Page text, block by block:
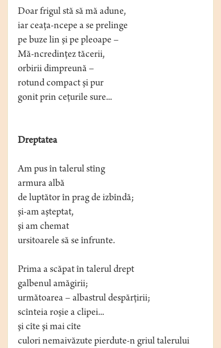
Doar frigul stă să mă adune,
iar ceaţa-ncepe a se prelinge
pe buze lin şi pe pleoape –
Mă-ncredinţez tăcerii,
orbirii dimpreună –
rotund compact şi pur
gonit prin ceţurile sure...
Dreptatea
Am pus în talerul stîng
armura albă
de luptător în prag de izbîndă;
şi-am aşteptat,
şi am chemat
ursitoarele să se înfrunte.
Prima a scăpat în talerul drept
galbenul amăgirii;
următoarea – albastrul despărţirii;
scînteia roşie a clipei...
şi cîte şi mai cîte
culori nemaivăzute pierdute-n griul talerului